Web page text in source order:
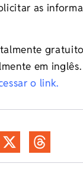
as
em inglês.
o link.